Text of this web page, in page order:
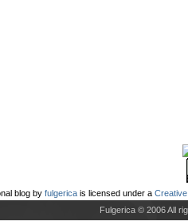
blog by fulgerica is licensed under a
Fulgerica © 2006 All